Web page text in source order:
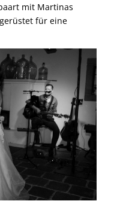
mit Martinas
für eine